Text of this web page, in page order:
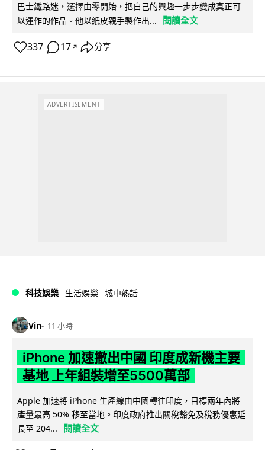
巴士鐵路迷，選擇由零開始，把自己的興趣一步步變成真正可
以運作的作品。他以紙皮親手製作出...
閱讀全文
337 17 ↗ 分享
ADVERTISEMENT
科技娛樂 生活娛樂 城中熱話
Vin 11 小時
iPhone 加速撤出中國 印度成新機主要
基地 上年組裝增至5500萬部
Apple 加速將 iPhone 生產線由中國轉往印度，目標兩年內將
產量最高 50% 移至當地。印度政府推出關稅豁免及稅務優惠延
長至 204...
閱讀全文